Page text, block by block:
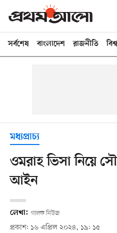
সর্বশেষ বাংলাদেশ রাজনীতি বিশ্ব
মধ্যপ্রাচ্য
ওমরাহ ভিসা নিয়ে
আইন
লেখা: গালফ নিউজ
প্রকাশ: ১৬ এপ্রিল ২০২৪, ১৯: ১৫